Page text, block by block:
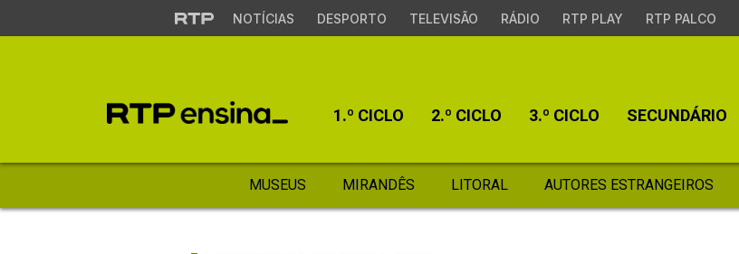
NOTÍCIAS DESPORTO TELEVISÃO RÁDIO RTP PLAY RTP PALCO
1.º CICLO 2.º CICLO 3.º CICLO SECUNDÁRIO
MUSEUS MIRANDÊS LITORAL AUTORES ESTRANGEIROS